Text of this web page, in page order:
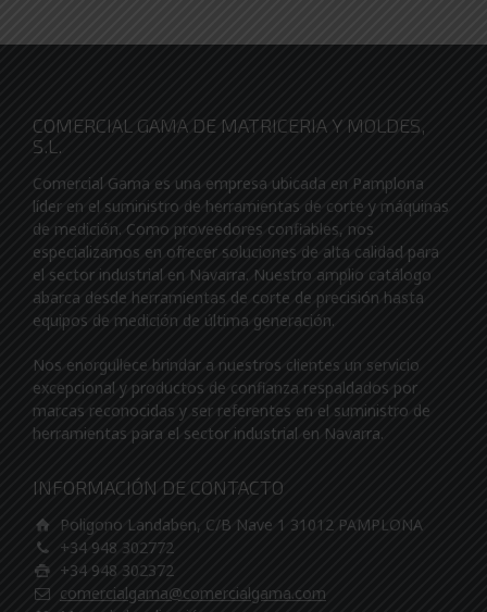
COMERCIAL GAMA DE MATRICERIA Y MOLDES,
S.L.
Comercial Gama es una empresa ubicada en Pamplona
líder en el suministro de herramientas de corte y máquinas
de medición. Como proveedores confiables, nos
especializamos en ofrecer soluciones de alta calidad para
el sector industrial en Navarra. Nuestro amplio catálogo
abarca desde herramientas de corte de precisión hasta
equipos de medición de última generación.
Nos enorgullece brindar a nuestros clientes un servicio
excepcional y productos de confianza respaldados por
marcas reconocidas y ser referentes en el suministro de
herramientas para el sector industrial en Navarra.
INFORMACIÓN DE CONTACTO
Poligono Landaben, C/B Nave 1 31012 PAMPLONA
+34 948 302772
+34 948 302372
comercialgama@comercialgama.com